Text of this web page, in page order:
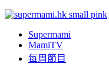
Supermami
MamiTV
每周節目